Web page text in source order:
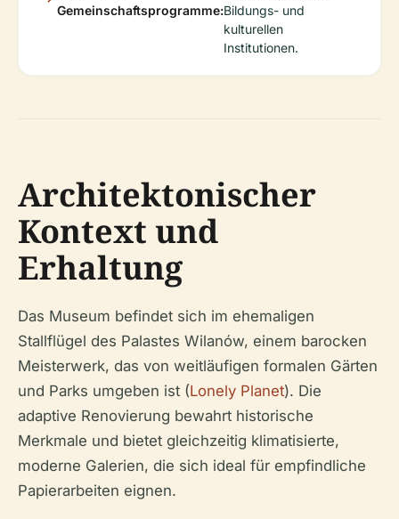
Gemeinschaftsprogramme:Bildungs- und
kulturellen
Institutionen.
Architektonischer
Kontext und
Erhaltung
Das Museum befindet sich im ehemaligen
Stallflügel des Palastes Wilanów, einem barocken
Meisterwerk, das von weitläufigen formalen Gärten
und Parks umgeben ist (Lonely Planet). Die
adaptive Renovierung bewahrt historische
Merkmale und bietet gleichzeitig klimatisierte,
moderne Galerien, die sich ideal für empfindliche
Papierarbeiten eignen.